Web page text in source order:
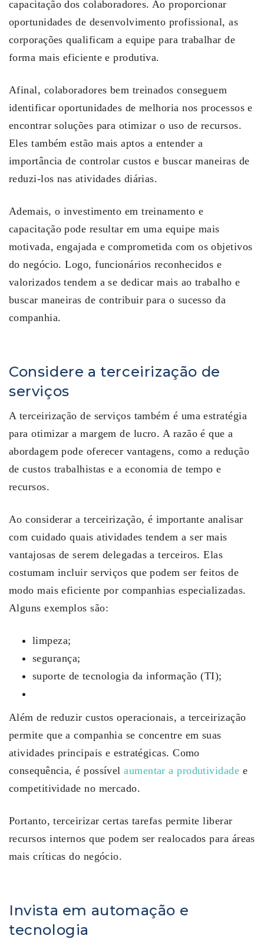
capacitação dos colaboradores. Ao proporcionar
oportunidades de desenvolvimento profissional, as
corporações qualificam a equipe para trabalhar de
forma mais eficiente e produtiva.
Afinal, colaboradores bem treinados conseguem
identificar oportunidades de melhoria nos processos e
encontrar soluções para otimizar o uso de recursos.
Eles também estão mais aptos a entender a
importância de controlar custos e buscar maneiras de
reduzi-los nas atividades diárias.
Ademais, o investimento em treinamento e
capacitação pode resultar em uma equipe mais
motivada, engajada e comprometida com os objetivos
do negócio. Logo, funcionários reconhecidos e
valorizados tendem a se dedicar mais ao trabalho e
buscar maneiras de contribuir para o sucesso da
companhia.
Considere a terceirização de
serviços
A terceirização de serviços também é uma estratégia
para otimizar a margem de lucro. A razão é que a
abordagem pode oferecer vantagens, como a redução
de custos trabalhistas e a economia de tempo e
recursos.
Ao considerar a terceirização, é importante analisar
com cuidado quais atividades tendem a ser mais
vantajosas de serem delegadas a terceiros. Elas
costumam incluir serviços que podem ser feitos de
modo mais eficiente por companhias especializadas.
Alguns exemplos são:
limpeza;
segurança;
suporte de tecnologia da informação (TI);
Além de reduzir custos operacionais, a terceirização
permite que a companhia se concentre em suas
atividades principais e estratégicas. Como
consequência, é possívelaumentar a produtividade e
competitividade no mercado.
Portanto, terceirizar certas tarefas permite liberar
recursos internos que podem ser realocados para áreas
mais críticas do negócio.
Invista em automação e
tecnologia